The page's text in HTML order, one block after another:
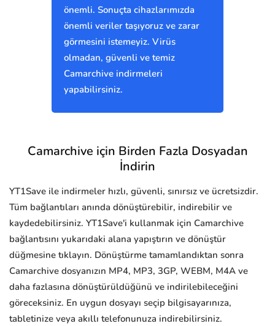
önemli. Sonuçta cihazlarımızda
önemli veriler taşıyoruz ve zarar
görmesini istemeyiz. Virüs
olmadan, güvenli ve temiz
Camarchive indirmeleri
yapabilirsiniz.
Camarchive için Birden Fazla Dosyadan
İndirin
YT1Save ile indirmeler hızlı, güvenli, sınırsız ve ücretsizdir.
Tüm bağlantıları anında dönüştürebilir, indirebilir ve
kaydedebilirsiniz. YT1Save'i kullanmak için Camarchive
bağlantısını yukarıdaki alana yapıştırın ve dönüştür
düğmesine tıklayın. Dönüştürme tamamlandıktan sonra
Camarchive dosyanızın MP4, MP3, 3GP, WEBM, M4A ve
daha fazlasına dönüştürüldüğünü ve indirilebileceğini
göreceksiniz. En uygun dosyayı seçip bilgisayarınıza,
tabletinize veya akıllı telefonunuza indirebilirsiniz.